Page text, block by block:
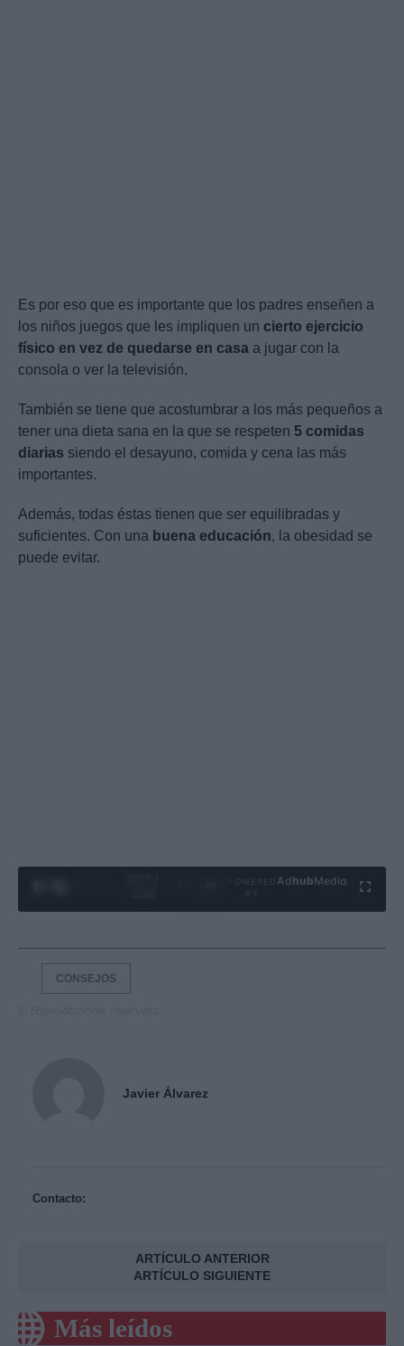
Es por eso que es importante que los padres enseñen a
los niños juegos que les impliquen un cierto ejercicio
físico en vez de quedarse en casa a jugar con la
consola o ver la televisión.
También se tiene que acostumbrar a los más pequeños a
tener una dieta sana en la que se respeten 5 comidas
diarias siendo el desayuno, comida y cena las más
importantes.
Además, todas éstas tienen que ser equilibradas y
suficientes. Con una buena educación, la obesidad se
puede evitar.
0:28 /
Ad hubMedia
CONSEJOS
Javier Álvarez
Contacto:
ARTÍCULO ANTERIOR
ARTÍCULO SIGUIENTE
Más leídos